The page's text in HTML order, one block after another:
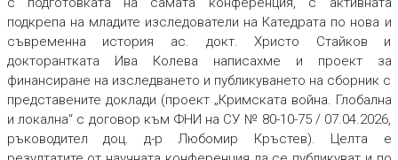
подкрепа на младите изследователи на Катедрата по нова и
съвременна история ас. докт. Христо Стайков и
докторантката Ива Колева написахме и проект за
финансиране на изследването и публикуването на сборник с
представените доклади (проект „Кримската война. Глобална
и локална“ с договор към ФНИ на СУ № 80-10-75 / 07.04.2026,
ръководител доц. д-р Любомир Кръстев). Целта е